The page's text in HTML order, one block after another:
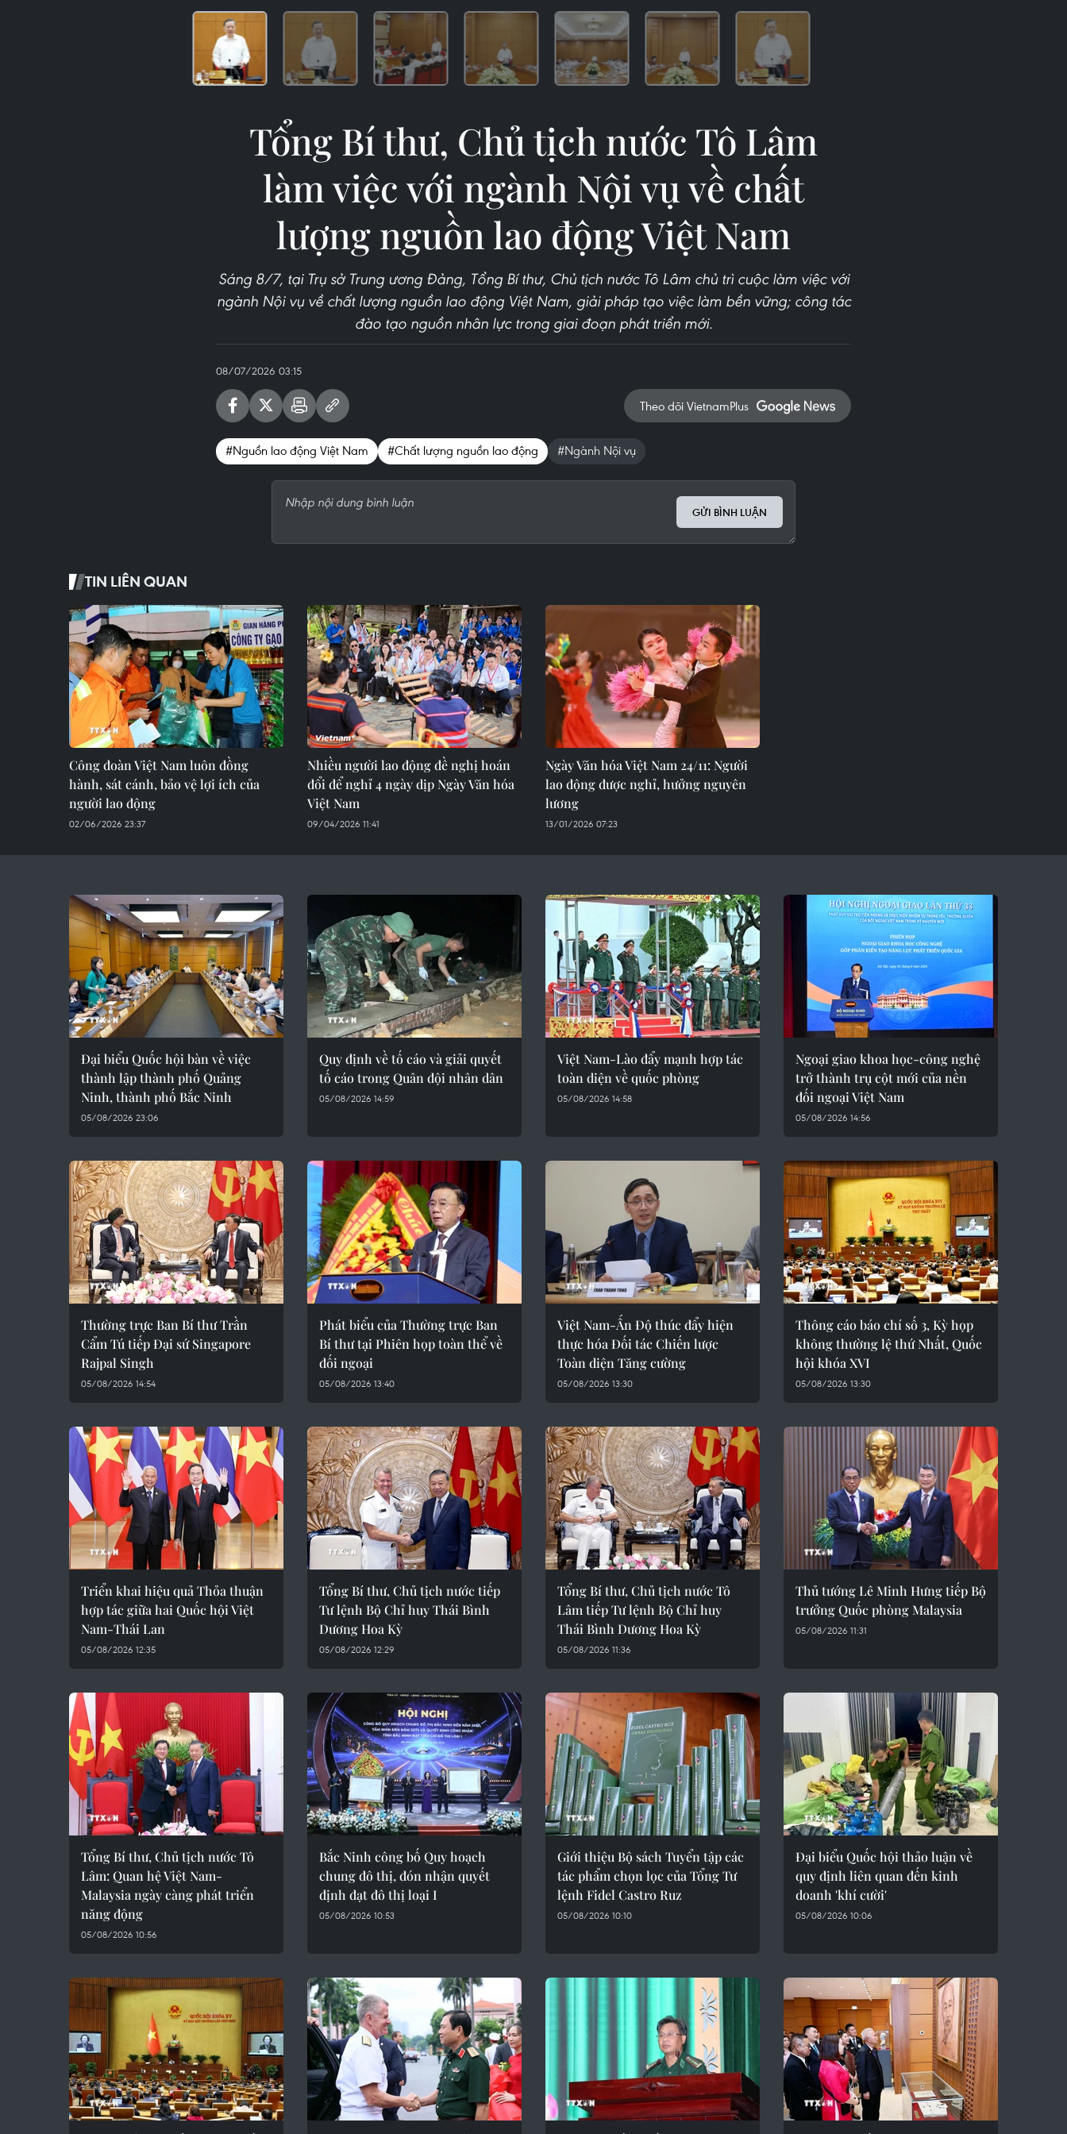
Tổng Bí thư, Chủ tịch nước Tô Lâm
làm việc với ngành Nội vụ về chất
lượng nguồn lao động Việt Nam
Sáng 8/7, tại Trụ sở Trung ương Đảng, Tổng Bí thư, Chủ tịch nước Tô Lâm chủ trì cuộc làm việc với
ngành Nội vụ về chất lượng nguồn lao động Việt Nam, giải pháp tạo việc làm bền vững; công tác
đào tạo nguồn nhân lực trong giai đoạn phát triển mới.
08/07/2026 03:15
Theo dõi VietnamPlus
#Nguồn lao động Việt Nam #Chất lượng nguồn lao động #Ngành Nội vụ
GỬI BÌNH LUẬN
TIN LIÊN QUAN
Công đoàn Việt Nam luôn đồng
hành, sát cánh, bảo vệ lợi ích của
người lao động
02/06/2026 23:37
Nhiều người lao động đề nghị hoán
đổi để nghỉ 4 ngày dịp Ngày Văn hóa
Việt Nam
09/04/2026 11:41
Ngày Văn hóa Việt Nam 24/11: Người
lao động được nghỉ, hưởng nguyên
lương
13/01/2026 07:23
Đại biểu Quốc hội bàn về việc
thành lập thành phố Quảng
Ninh, thành phố Bắc Ninh
05/08/2026 23:06
Quy định về tố cáo và giải quyết
tố cáo trong Quân đội nhân dân
05/08/2026 14:59
Việt Nam-Lào đẩy mạnh hợp tác
toàn diện về quốc phòng
05/08/2026 14:58
Ngoại giao khoa học-công nghệ
trở thành trụ cột mới của nền
đối ngoại Việt Nam
05/08/2026 14:56
Thường trực Ban Bí thư Trần
Cẩm Tú tiếp Đại sứ Singapore
Rajpal Singh
05/08/2026 14:54
Phát biểu của Thường trực Ban
Bí thư tại Phiên họp toàn thể về
đối ngoại
05/08/2026 13:40
Việt Nam-Ấn Độ thúc đẩy hiện
thực hóa Đối tác Chiến lược
Toàn diện Tăng cường
05/08/2026 13:30
Thông cáo báo chí số 3, Kỳ họp
không thường lệ thứ Nhất, Quốc
hội khóa XVI
05/08/2026 13:30
Triển khai hiệu quả Thỏa thuận
hợp tác giữa hai Quốc hội Việt
Nam-Thái Lan
05/08/2026 12:35
Tổng Bí thư, Chủ tịch nước tiếp
Tư lệnh Bộ Chỉ huy Thái Bình
Dương Hoa Kỳ
05/08/2026 12:29
Tổng Bí thư, Chủ tịch nước Tô
Lâm tiếp Tư lệnh Bộ Chỉ huy
Thái Bình Dương Hoa Kỳ
05/08/2026 11:36
Thủ tướng Lê Minh Hưng tiếp Bộ
trưởng Quốc phòng Malaysia
05/08/2026 11:31
Tổng Bí thư, Chủ tịch nước Tô
Lâm: Quan hệ Việt Nam-
Malaysia ngày càng phát triển
năng động
05/08/2026 10:56
Bắc Ninh công bố Quy hoạch
chung đô thị, đón nhận quyết
định đạt đô thị loại I
05/08/2026 10:53
Giới thiệu Bộ sách Tuyển tập các
tác phẩm chọn lọc của Tổng Tư
lệnh Fidel Castro Ruz
05/08/2026 10:10
Đại biểu Quốc hội thảo luận về
quy định liên quan đến kinh
doanh 'khí cười'
05/08/2026 10:06